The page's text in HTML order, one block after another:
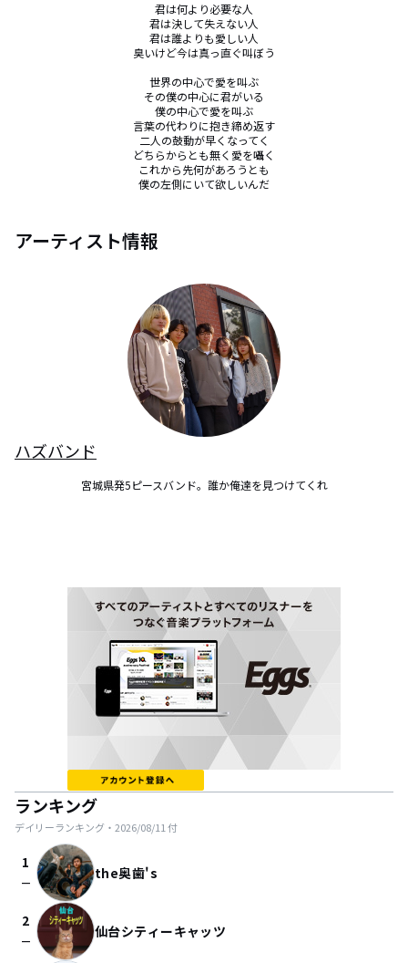
君は何より必要な人
君は決して失えない人
君は誰よりも愛しい人
臭いけど今は真っ直ぐ叫ぼう
世界の中心で愛を叫ぶ
その僕の中心に君がいる
僕の中心で愛を叫ぶ
言葉の代わりに抱き締め返す
二人の鼓動が早くなってく
どちらからとも無く愛を囁く
これから先何があろうとも
僕の左側にいて欲しいんだ
アーティスト情報
ハズバンド
宮城県発5ピースバンド。誰か俺達を見つけてくれ
ランキング
デイリーランキング・ 2026/08/11 付
1
check_indeterminate_small the奥歯's
2
check_indeterminate_small 仙台シティーキャッツ